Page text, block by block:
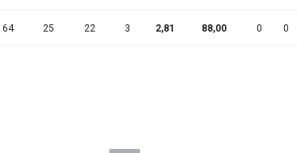
64 25 22 3 2,81 88,00 0 0